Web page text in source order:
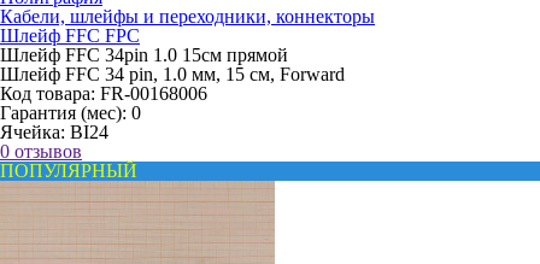
Кабели, шлейфы и переходники, коннекторы
Шлейф FFC FPC
Шлейф FFC 34pin 1.0 15см прямой
Шлейф FFC 34 pin, 1.0 мм, 15 см, Forward
Код товара: FR-00168006
Гарантия (мес): 0
Ячейка: BI24
0 отзывов
ПОПУЛЯРНЫЙ